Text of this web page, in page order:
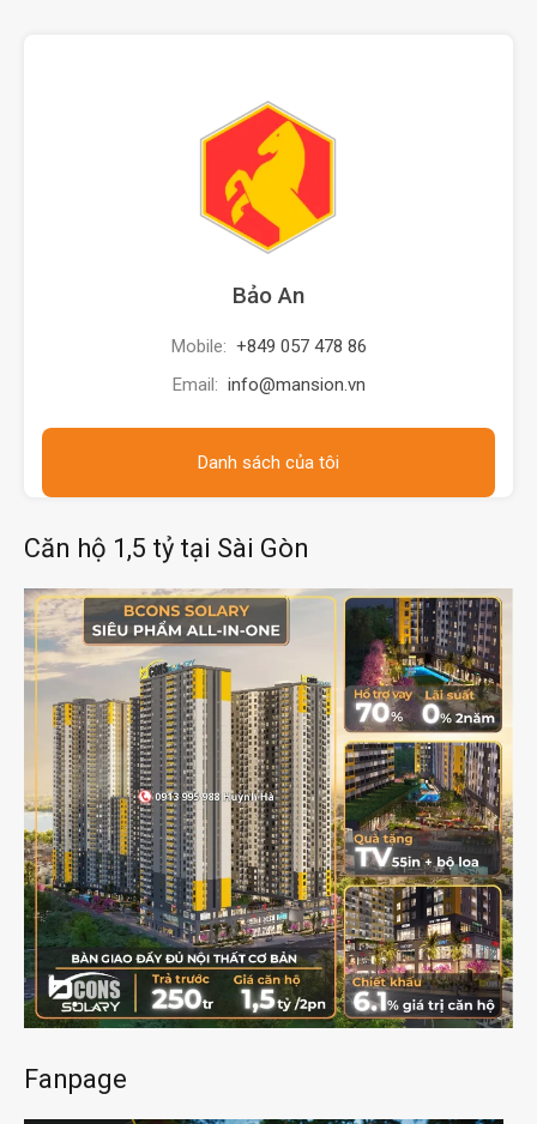
Bảo An
Mobile: +849 057 478 86
Email: info@mansion.vn
Danh sách của tôi
Căn hộ 1,5 tỷ tại Sài Gòn
Fanpage